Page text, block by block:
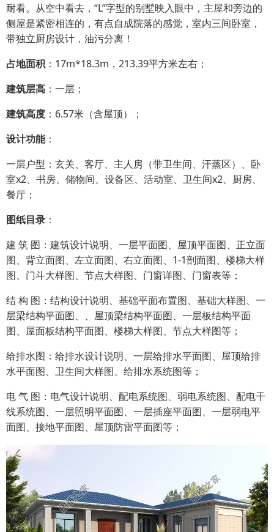
耐看。从空中看去，“L”字型的别墅映入眼中，主屋和旁边的
侧屋是紧密相连的，有点自成院落的感觉，室内三间卧室，
带独立厨房设计，油污分离！
占地面积 ：17m*18.3m，213.39平方米左右；
建筑层高 ：一层；
建筑高度 ：6.57米（含屋顶）；
设计功能：
一层户型：玄关、客厅、主人房（带卫生间、汗蒸区）、卧
室x2、书房、储物间、设备区、活动室、卫生间x2、厨房、
餐厅；
图纸目录 ：
建 筑 图：建筑设计说明、一层平面图、屋顶平面图、正立面
图、背立面图、左立面图、右立面图、1-1剖面图、楼梯大样
图、门斗大样图、节点大样图、门窗详图、门窗表等；
结 构 图：结构设计说明、基础平面布置图、基础大样图、一
层梁结构平面图、、屋顶梁结构平面图、一层板结构平面
图、屋面板结构平面图、楼梯大样图、节点大样图等；
给排水图：给排水设计说明、一层给排水平面图、屋顶给排
水平面图、卫生间大样图、给排水系统图等；
电 气 图：电气设计说明、配电系统图、弱电系统图、配电干
线系统图、一层照明平面图、一层插座平面图、一层弱电平
面图、接地平面图、屋顶防雷平面图等；